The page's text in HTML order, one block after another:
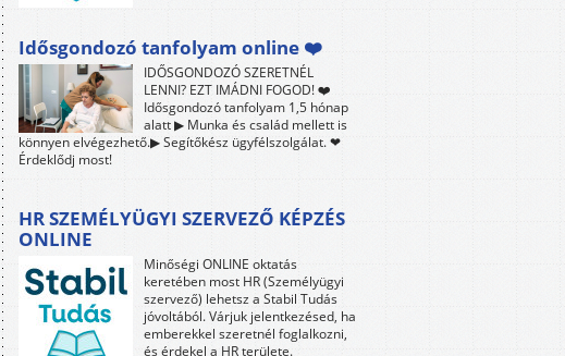
Idősgondozó tanfolyam online ❤️
IDŐSGONDOZÓ SZERETNÉL
LENNI? EZT IMÁDNI FOGOD! ❤️
Idősgondozó tanfolyam 1,5 hónap
alatt ▶ Munka és család mellett is
könnyen elvégezhető.▶ Segítőkész ügyfélszolgálat. ❤
Érdeklődj most!
HR SZEMÉLYÜGYI SZERVEZŐ KÉPZÉS
ONLINE
Minőségi ONLINE oktatás
keretében most HR (Személyügyi
szervező) lehetsz a Stabil Tudás
jóvoltából. Várjuk jelentkezésed, ha
emberekkel szeretnél foglalkozni,
és érdekel a HR területe.